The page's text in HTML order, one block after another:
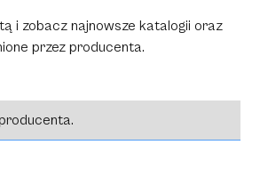
i zobacz najnowsze katalogii oraz
przez producenta.